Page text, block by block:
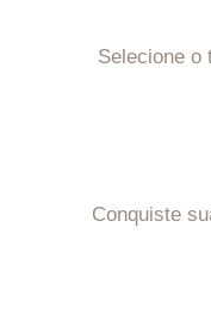
Selecione o
Conquiste